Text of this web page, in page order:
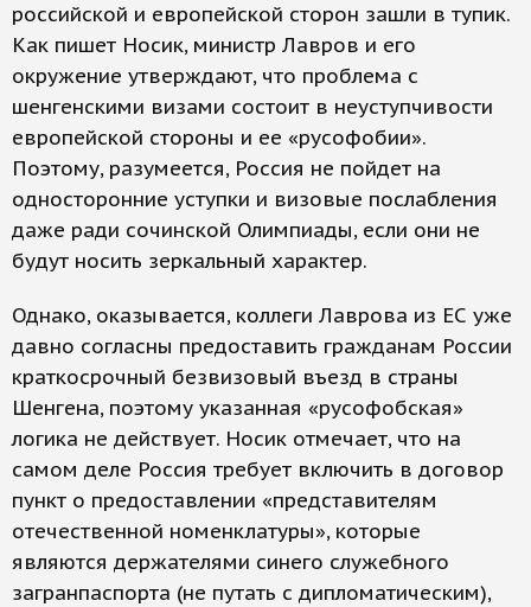
российской и европейской сторон зашли в тупик.
Как пишет Носик, министр Лавров и его
окружение утверждают, что проблема с
шенгенскими визами состоит в неуступчивости
европейской стороны и ее «русофобии».
Поэтому, разумеется, Россия не пойдет на
односторонние уступки и визовые послабления
даже ради сочинской Олимпиады, если они не
будут носить зеркальный характер.
Однако, оказывается, коллеги Лаврова из ЕС уже
давно согласны предоставить гражданам России
краткосрочный безвизовый въезд в страны
Шенгена, поэтому указанная «русофобская»
логика не действует. Носик отмечает, что на
самом деле Россия требует включить в договор
пункт о предоставлении «представителям
отечественной номенклатуры», которые
являются держателями синего служебного
загранпаспорта (не путать с дипломатическим),